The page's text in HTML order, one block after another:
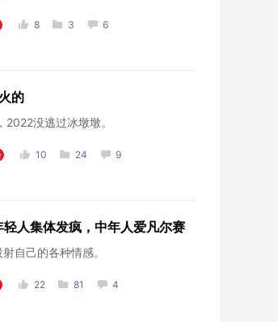
8 3 6
的
没逃过冰墩墩。
10 24 9
人集体发疯，中年人爱凡尔赛
自己的各种情感。
22 81 4